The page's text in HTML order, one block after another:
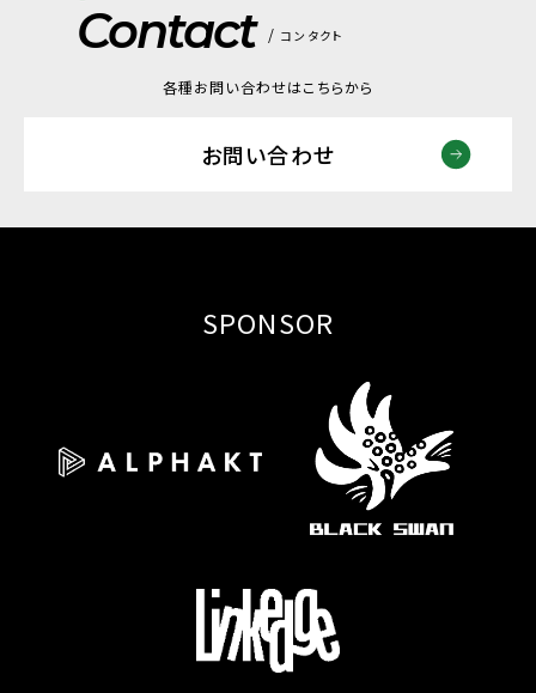
Contact コンタクト
各種お問い合わせはこちらから
お問い合わせ
SPONSOR